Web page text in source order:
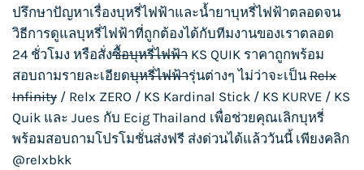
ปรึกษาปัญหาเรื่องบุหรี่ไฟฟ้าและน้ำยาบุหรี่ไฟฟ้าตลอดจน
วิธีการดูแลบุหรี่ไฟฟ้าที่ถูกต้องได้กับทีมงานของเราตลอด
24 ชั่วโมง หรือสั่งซื้อบุหรี่ไฟฟ้า KS QUIK ราคาถูกพร้อม
สอบถามรายละเอียดบุหรี่ไฟฟ้ารุ่นต่างๆ ไม่ว่าจะเป็น Relx
Infinity / Relx ZERO / KS Kardinal Stick / KS KURVE / KS
Quik และ Jues กับ Ecig Thailand เพื่อช่วยคุณเลิกบุหรี่
พร้อมสอบถามโปรโมชั่นส่งฟรี ส่งด่วนได้แล้ววันนี้ เพียงคลิก
@relxbkk